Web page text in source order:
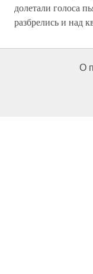
долетали голоса
разбрелись и над
О